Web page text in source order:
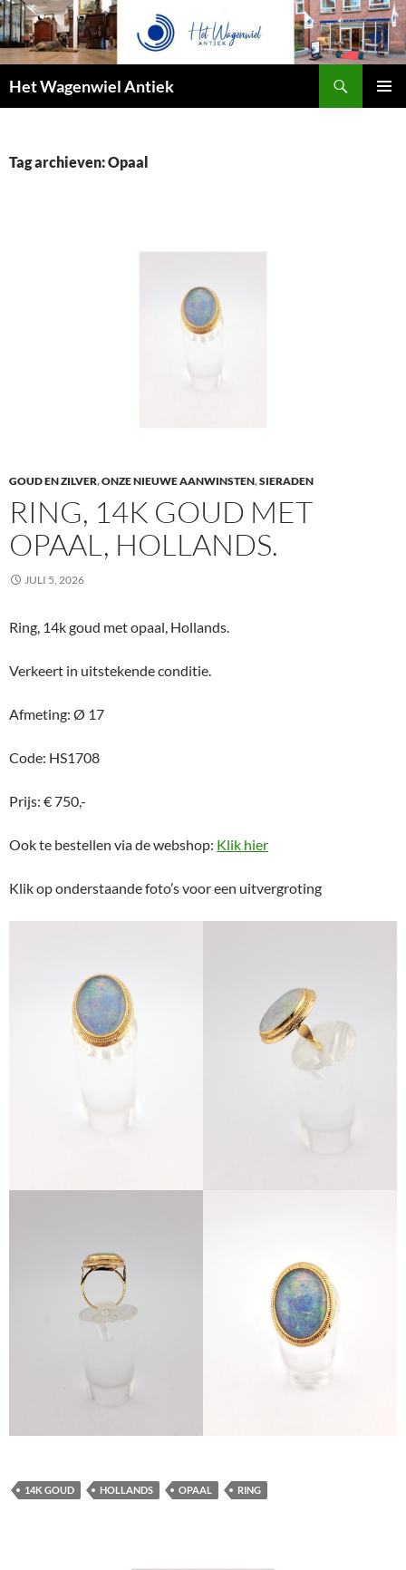
Het Wagenwiel Antiek
Tag archieven: Opaal
GOUD EN ZILVER,ONZE NIEUWE AANWINSTEN,SIERADEN
RING, 14K GOUD MET
OPAAL, HOLLANDS.
JULI 5, 2026
Ring, 14k goud met opaal, Hollands.
Verkeert in uitstekende conditie.
Afmeting: Ø 17
Code: HS1708
Prijs: € 750,-
Ook te bestellen via de webshop: Klik hier
Klik op onderstaande foto’s voor een uitvergroting
14K GOUD HOLLANDS OPAAL RING